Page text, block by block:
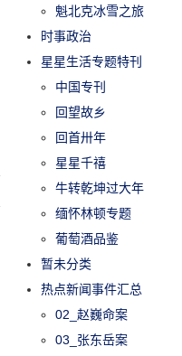
魁北克冰雪之旅
时事政治
星星生活专题特刊
中国专刊
回望故乡
回首卅年
星星千禧
牛转乾坤过大年
缅怀林顿专题
葡萄酒品鉴
暂未分类
热点新闻事件汇总
02_赵巍命案
03_张东岳案